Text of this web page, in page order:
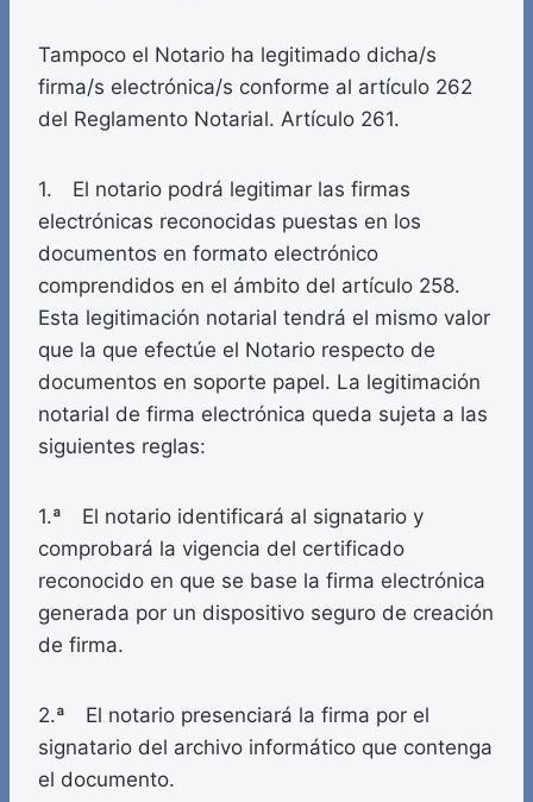
Tampoco el Notario ha legitimado dicha/s
firma/s electrónica/s conforme al artículo 262
del Reglamento Notarial. Artículo 261.
1. El notario podrá legitimar las firmas
electrónicas reconocidas puestas en los
documentos en formato electrónico
comprendidos en el ámbito del artículo 258.
Esta legitimación notarial tendrá el mismo valor
que la que efectúe el Notario respecto de
documentos en soporte papel. La legitimación
notarial de firma electrónica queda sujeta a las
siguientes reglas:
1.ª El notario identificará al signatario y
comprobará la vigencia del certificado
reconocido en que se base la firma electrónica
generada por un dispositivo seguro de creación
de firma.
2.ª El notario presenciará la firma por el
signatario del archivo informático que contenga
el documento.